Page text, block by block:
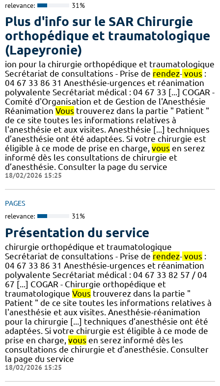
relevance: 31%
Plus d'info sur le SAR Chirurgie
orthopédique et traumatologique
(Lapeyronie)
ion pour la chirurgie orthopédique et traumatologique
Secrétariat de consultations - Prise de rendez- vous :
04 67 33 86 31 Anesthésie-urgences et réanimation
polyvalente Secrétariat médical : 04 67 33 [...] COGAR -
Comité d'Organisation et de Gestion de l'Anesthésie
Réanimation Vous trouverez dans la partie " Patient "
de ce site toutes les informations relatives à
l'anesthésie et aux visites. Anesthésie [...] techniques
d’anesthésie ont été adaptées. Si votre chirurgie est
éligible à ce mode de prise en charge, vous en serez
informé dès les consultations de chirurgie et
d’anesthésie. Consulter la page du service
18/02/2026 15:25
PAGES
relevance: 31%
Présentation du service
chirurgie orthopédique et traumatologique
Secrétariat de consultations - Prise de rendez- vous :
04 67 33 86 31 Anesthésie-urgences et réanimation
polyvalente Secrétariat médical : 04 67 33 82 57 / 04
67 [...] COGAR - Chirurgie orthopédique et
traumatologique Vous trouverez dans la partie "
Patient " de ce site toutes les informations relatives à
l'anesthésie et aux visites. Anesthésie-réanimation
pour la chirurgie [...] techniques d’anesthésie ont été
adaptées. Si votre chirurgie est éligible à ce mode de
prise en charge, vous en serez informé dès les
consultations de chirurgie et d’anesthésie. Consulter
la page du service
18/02/2026 15:25